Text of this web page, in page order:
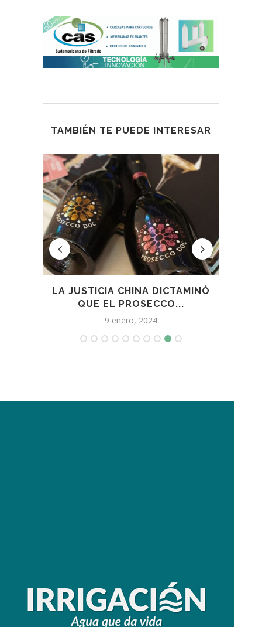
TAMBIÉN TE PUEDE INTERESAR
LA JUSTICIA CHINA DICTAMINÓ
QUE EL PROSECCO...
9 enero, 2024